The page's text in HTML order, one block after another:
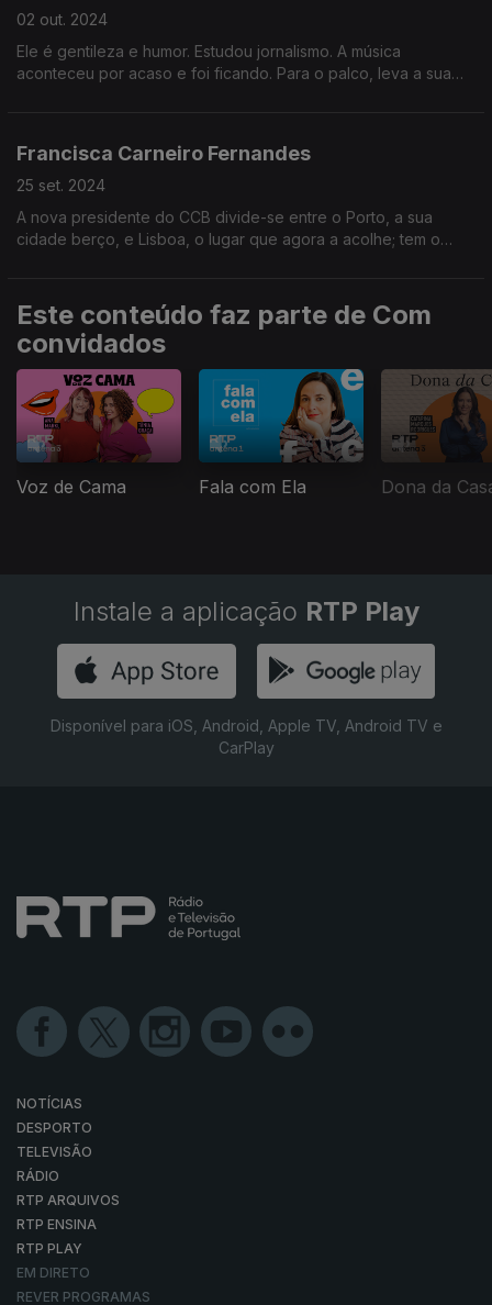
02 out. 2024
Ele é gentileza e humor. Estudou jornalismo. A música
aconteceu por acaso e foi ficando. Para o palco, leva a sua
Francisca Carneiro Fernandes
25 set. 2024
A nova presidente do CCB divide-se entre o Porto, a sua
cidade berço, e Lisboa, o lugar que agora a acolhe; tem o
Este conteúdo faz parte de Com
convidados
Voz de Cama Fala com Ela Dona da
Instale a aplicação RTP Play
Disponível para iOS, Android, Apple TV, Android TV e
CarPlay
NOTÍCIAS
DESPORTO
TELEVISÃO
RÁDIO
RTP ARQUIVOS
RTP ENSINA
RTP PLAY
EM DIRETO
REVER PROGRAMAS